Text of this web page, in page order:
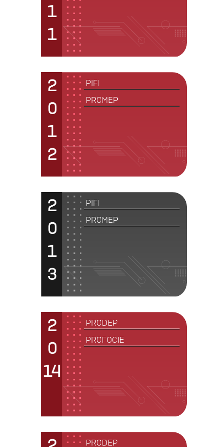
1
1
2
0
1
2
PIFI
PROMEP
2
0
1
3
PIFI
PROMEP
2
0
14
PRODEP
PROFOCIE
PRODEP